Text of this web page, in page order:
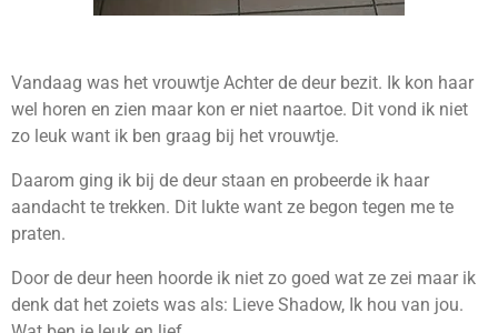
Vandaag was het vrouwtje Achter de deur bezit. Ik kon haar
wel horen en zien maar kon er niet naartoe. Dit vond ik niet
zo leuk want ik ben graag bij het vrouwtje.
Daarom ging ik bij de deur staan en probeerde ik haar
aandacht te trekken. Dit lukte want ze begon tegen me te
praten.
Door de deur heen hoorde ik niet zo goed wat ze zei maar ik
denk dat het zoiets was als: Lieve Shadow, Ik hou van jou.